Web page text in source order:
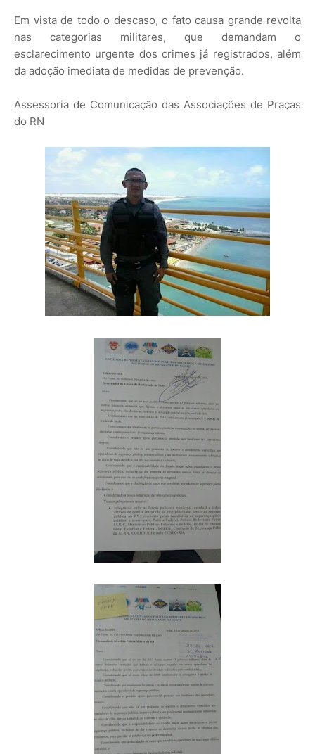
Em vista de todo o descaso, o fato causa grande revolta
nas categorias militares, que demandam o
esclarecimento urgente dos crimes já registrados, além
da adoção imediata de medidas de prevenção.
Assessoria de Comunicação das Associações de Praças
do RN